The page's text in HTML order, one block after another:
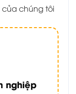
chúng tôi
nghiệp